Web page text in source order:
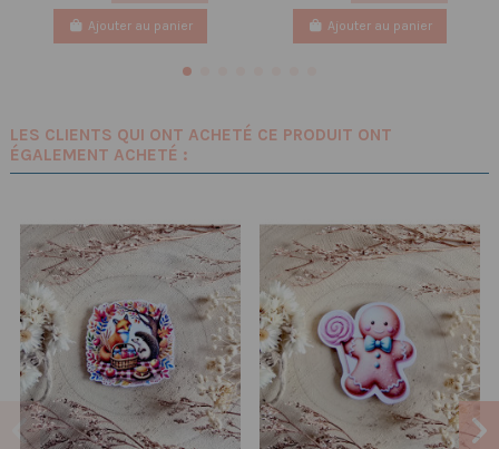
Ajouter au panier Ajouter au panier
LES CLIENTS QUI ONT ACHETÉ CE PRODUIT ONT
ÉGALEMENT ACHETÉ :